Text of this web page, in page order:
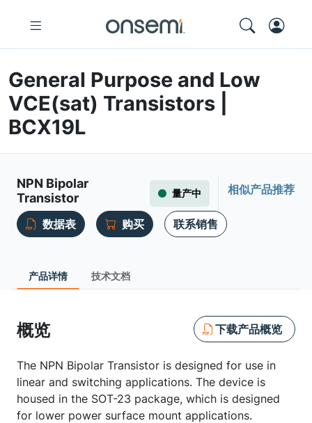
General Purpose and Low
VCE(sat) Transistors |
BCX19L
NPN Bipolar
Transistor
量产中 相似产品推荐
数据表 购买 联系销售
产品详情 技术文档
概览 下载产品概览
The NPN Bipolar Transistor is designed for use in
linear and switching applications. The device is
housed in the SOT-23 package, which is designed
for lower power surface mount applications.